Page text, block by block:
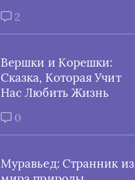
2
Вершки и Корешки:
Сказка, Которая Учит
Нас Любить Жизнь
0
Муравьед: Странник из